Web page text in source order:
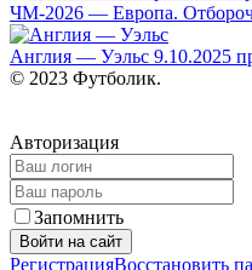
ЧМ-2026 — Европа.
Англия — Уэльс 9.10.2025
© 2023 Футболик.
Авторизация
Запомнить
Войти на сайт
РегистрацияВосстановить